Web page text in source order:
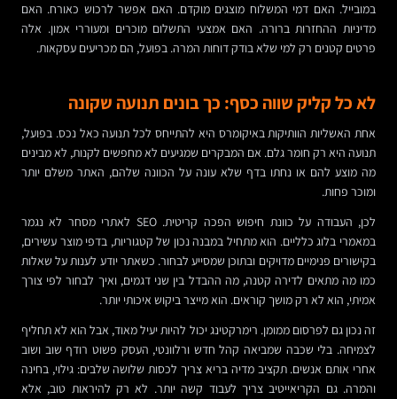
במובייל. האם דמי המשלוח מוצגים מוקדם. האם אפשר לרכוש כאורח. האם
מדיניות ההחזרות ברורה. האם אמצעי התשלום מוכרים ומעוררי אמון. אלה
פרטים קטנים רק למי שלא בודק דוחות המרה. בפועל, הם מכריעים עסקאות.
לא כל קליק שווה כסף: כך בונים תנועה שקונה
אחת האשליות הוותיקות באיקומרס היא להתייחס לכל תנועה כאל נכס. בפועל,
תנועה היא רק חומר גלם. אם המבקרים שמגיעים לא מחפשים לקנות, לא מבינים
מה מוצע להם או נחתו בדף שלא עונה על הכוונה שלהם, האתר משלם יותר
ומוכר פחות.
לכן, העבודה על כוונת חיפוש הפכה קריטית. SEO לאתרי מסחר לא נגמר
במאמרי בלוג כלליים. הוא מתחיל במבנה נכון של קטגוריות, בדפי מוצר עשירים,
בקישורים פנימיים מדויקים ובתוכן שמסייע לבחור. כשאתר יודע לענות על שאלות
כמו מה מתאים לדירה קטנה, מה ההבדל בין שני דגמים, ואיך לבחור לפי צורך
אמיתי, הוא לא רק מושך קוראים. הוא מייצר ביקוש איכותי יותר.
זה נכון גם לפרסום ממומן. רימרקטינג יכול להיות יעיל מאוד, אבל הוא לא תחליף
לצמיחה. בלי שכבה שמביאה קהל חדש ורלוונטי, העסק פשוט רודף שוב ושוב
אחרי אותם אנשים. תקציב מדיה בריא צריך לכסות שלושה שלבים: גילוי, בחינה
והמרה. גם הקריאייטיב צריך לעבוד קשה יותר. לא רק להיראות טוב, אלא